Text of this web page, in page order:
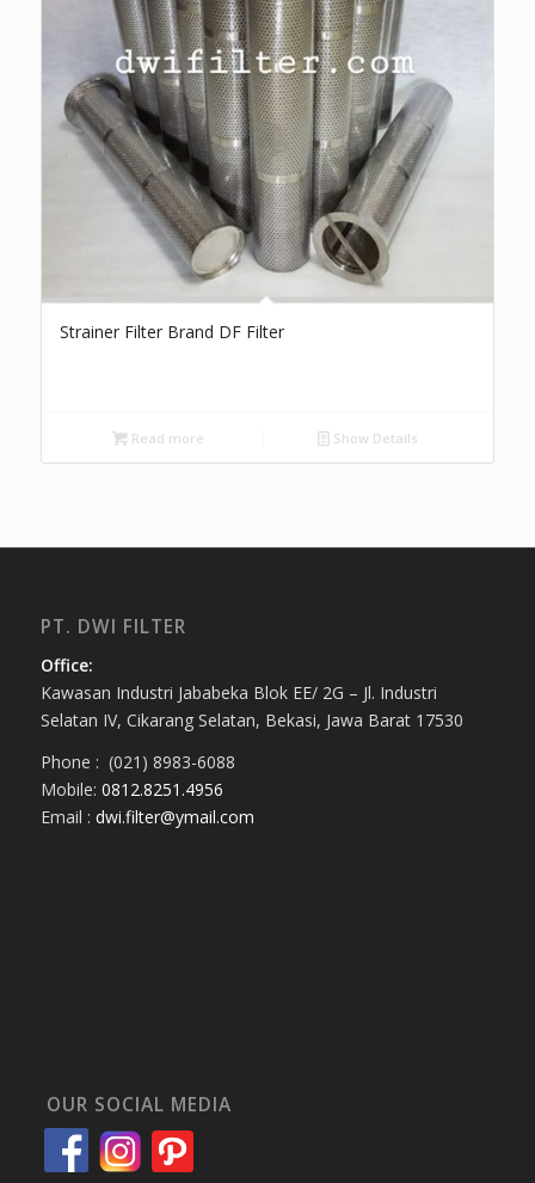
Strainer Filter Brand DF Filter
Read more Show Details
PT. DWI FILTER
Office:
Kawasan Industri Jababeka Blok EE/ 2G – Jl. Industri
Selatan IV, Cikarang Selatan, Bekasi, Jawa Barat 17530
Phone : (021) 8983-6088
Mobile: 0812.8251.4956
Email : dwi.filter@ymail.com
OUR SOCIAL MEDIA